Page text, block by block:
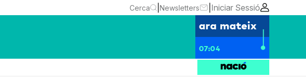
Cerca Newsletters Iniciar Sessió
ara mateix
07:04